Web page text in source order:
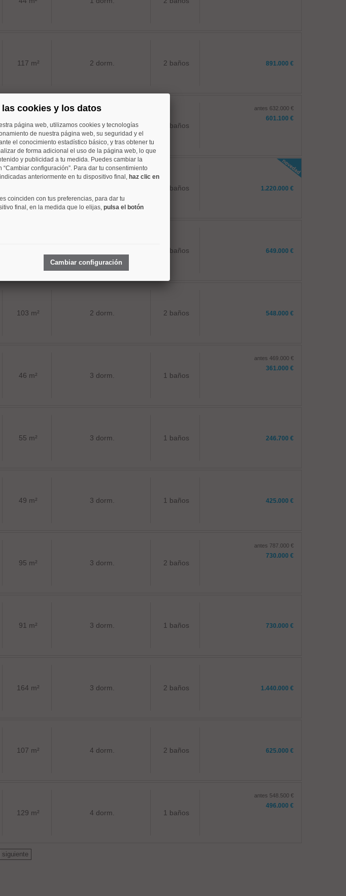
117 m² 2 dorm. 2 baños 891.000 €
77 m² 2 dorm. 1 baños
antes 632.000 €
601.100 €
2 baños 1.220.000 €
2 baños 649.000 €
103 m² 2 dorm. 2 baños 548.000 €
46 m² 3 dorm. 1 baños
antes 469.000 €
361.000 €
55 m² 3 dorm. 1 baños 246.700 €
49 m² 3 dorm. 1 baños 425.000 €
95 m² 3 dorm. 2 baños
antes 787.000 €
730.000 €
91 m² 3 dorm. 1 baños 730.000 €
164 m² 3 dorm. 2 baños 1.440.000 €
107 m² 4 dorm. 2 baños 625.000 €
129 m² 4 dorm. 1 baños
antes 548.500 €
496.000 €
siguiente
cookies y los datos
página web, utilizamos cookies y tecnologías
de nuestra página web, su seguridad y el
el conocimiento estadístico básico, y tras obtener tu
de forma adicional el uso de la página web, lo que
y publicidad a tu medida. Puedes cambiar la
configuración”. Para dar tu consentimiento
anteriormente en tu dispositivo final, haz clic en
coinciden con tus preferencias, para dar tu
final, en la medida que lo elijas, pulsa el botón
Cambiar configuración